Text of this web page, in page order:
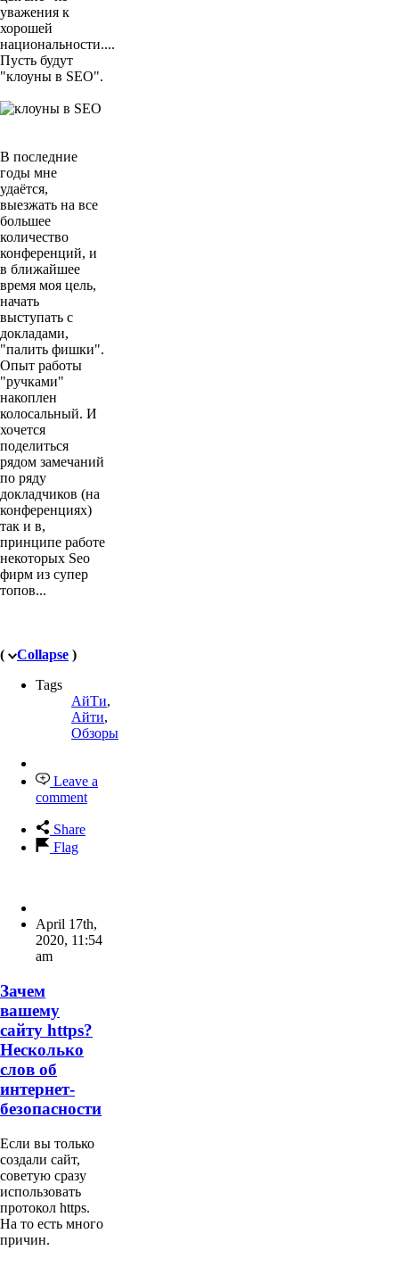
уважения к
хорошей
национальности....
Пусть будут
"клоуны в SEO".
В последние
годы мне
удаётся,
выезжать на все
большее
количество
конференций, и
в ближайшее
время моя цель,
начать
выступать с
докладами,
"палить фишки".
Опыт работы
"ручками"
накоплен
колосальный. И
хочется
поделиться
рядом замечаний
по ряду
докладчиков (на
конференциях)
так и в,
принципе работе
некоторых Seo
фирм из супер
топов...
( Collapse )
Tags
АйТи,
Айти,
Обзоры
Leave a
comment
Share
Flag
April 17th,
2020, 11:54
am
Зачем
вашему
сайту https?
Несколько
слов об
интернет-
безопасности
Если вы только
создали сайт,
советую сразу
использовать
протокол https.
На то есть много
причин.